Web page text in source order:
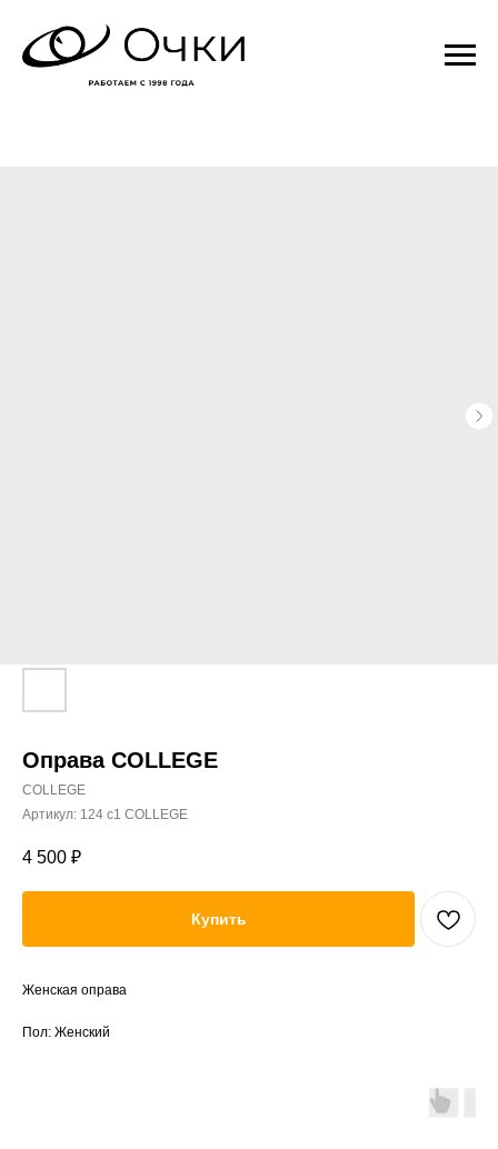
Оправа COLLEGE
COLLEGE
Артикул: 124 c1 COLLEGE
4 500 ₽
Купить
Женская оправа
Пол: Женский